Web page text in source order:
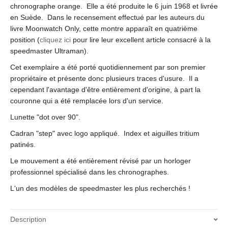
chronographe orange. Elle a été produite le 6 juin 1968 et livrée
en Suède. Dans le recensement effectué par les auteurs du
livre Moonwatch Only, cette montre apparaît en quatrième
position (cliquez ici pour lire leur excellent article consacré à la
speedmaster Ultraman).
Cet exemplaire a été porté quotidiennement par son premier
propriétaire et présente donc plusieurs traces d'usure. Il a
cependant l'avantage d'être entièrement d'origine, à part la
couronne qui a été remplacée lors d'un service.
Lunette "dot over 90".
Cadran "step" avec logo appliqué. Index et aiguilles tritium
patinés.
Le mouvement a été entièrement révisé par un horloger
professionnel spécialisé dans les chronographes.
L'un des modèles de speedmaster les plus recherchés !
Description